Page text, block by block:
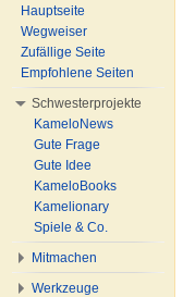
Hauptseite
Wegweiser
Zufällige Seite
Empfohlene Seiten
Schwesterprojekte
KameloNews
Gute Frage
Gute Idee
KameloBooks
Kamelionary
Spiele & Co.
Mitmachen
Werkzeuge